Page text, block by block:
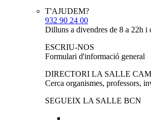
T'AJUDEM?
932 90 24 00
Dilluns a divendres de 8 a 22h i
ESCRIU-NOS
Formulari d'informació general
DIRECTORI LA SALLE
Cerca organismes, professors,
SEGUEIX LA SALLE BCN